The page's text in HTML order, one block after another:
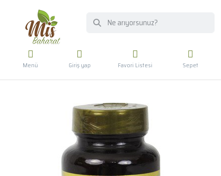
Menü Giriş yap Favori Listesi Sepet